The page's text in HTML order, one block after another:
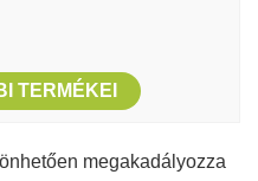
TERMÉKEI
megakadályozza